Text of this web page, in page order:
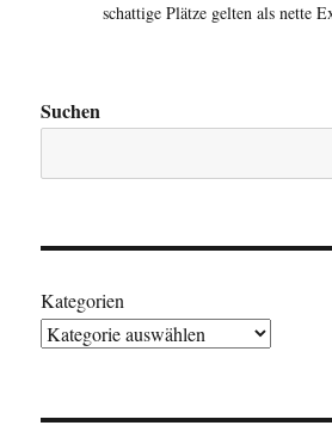
schattige Plätze gelten als nette
Suchen
Kategorien